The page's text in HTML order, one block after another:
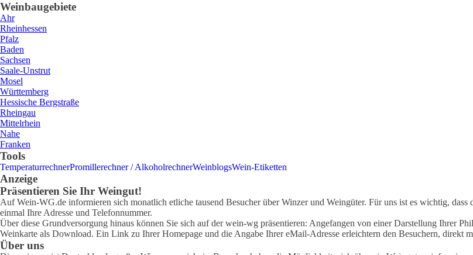
Weinbaugebiete
Ahr
Rheinhessen
Pfalz
Baden
Sachsen
Saale-Unstrut
Mosel
Württemberg
Hessische Bergstraße
Rheingau
Mittelrhein
Nahe
Franken
Tools
TemperaturrechnerPromillerechner / AlkoholrechnerWeinblogsWein-Etiketten
Anzeige
Präsentieren Sie Ihr Weingut!
Auf Wein-WG.de informieren sich monatlich etliche tausend Besucher über Winzer und Weingüter. Für uns ist es wichtig,
einmal Ihre Adresse und Telefonnummer.
Über diese Grundversorgung hinaus können Sie sich auf der wein-wg präsentieren: Angefangen von einer Darstellung Ihrer
Weinkarte als Download. Ein Link zu Ihrer Homepage und die Angabe Ihrer eMail-Adresse erleichtern den Besuchern, direkt
Über uns